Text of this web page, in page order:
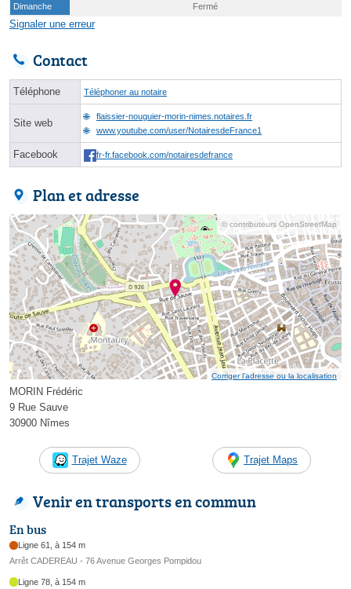
Dimanche
Fermé
Signaler une erreur
Contact
Téléphone Téléphoner au notaire
Site web
flaissier-nouguier-morin-nimes.notaires.fr
www.youtube.com/user/NotairesdeFrance1
Facebook fr-fr.facebook.com/notairesdefrance
Plan et adresse
© contributeurs OpenStreetMap
Corriger l’adresse ou la localisation
MORIN Frédéric
9 Rue Sauve
30900 Nîmes
Trajet Waze Trajet Maps
Venir en transports en commun
En bus
Ligne 61, à 154 m
Arrêt CADEREAU - 76 Avenue Georges Pompidou
Ligne 78, à 154 m